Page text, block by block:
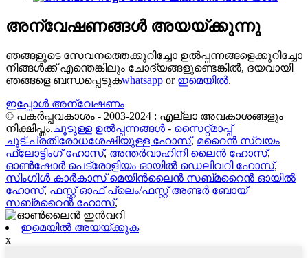
അന്വേഷണങ്ങൾ അയയ്ക്കുന്നു
ഞങ്ങളുടെ സേവനത്തെക്കുറിച്ചോ ഉൽപ്പന്നങ്ങളെക്കുറിച്ചോ
നിങ്ങൾക്ക് എന്തെങ്കിലും ചോദ്യങ്ങളുണ്ടെങ്കിൽ, ദയവായി
ഞങ്ങളെ ബന്ധപ്പെടുകwhatsapp or ഇമെയിൽ.
ഇപ്പോൾ അന്വേഷണം
© പകർപ്പവകാശം - 2003-2024 : എല്ലാ അവകാശങ്ങളും
നിക്ഷിപ്തം. ചൂടുള്ള ഉൽപ്പന്നങ്ങൾ - സൈറ്റ്മാപ്പ്
ചൂട്-പ്രതിരോധശേഷിയുള്ള ഹോസ്, മറൈൻ സ്വയം
ഫ്ലോട്ടിംഗ് ഹോസ്, അന്തർവാഹിനി ലൈൻ ഹോസ്,
ഓൺഷോർ പെട്രോളിയം ഓയിൽ ഡെലിവറി ഹോസ്,
സിംഗിൾ കാർകാസ് മെയിൻലൈൻ സബ്മറൈൻ ഓയിൽ
ഹോസ്, ഫസ്റ്റ് ഓഫ് പ്ലെം/ഫസ്റ്റ് അണ്ടർ ബോയ്
സബ്മറൈൻ ഹോസ്,
ഇമെയിൽ അയയ്ക്കുക
x